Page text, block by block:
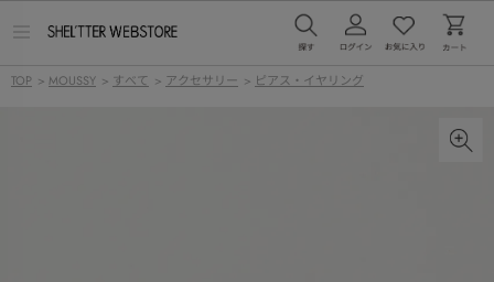
ー
TOP > MOUSSY > すべて > アクセサリー > ピアス・イヤリング